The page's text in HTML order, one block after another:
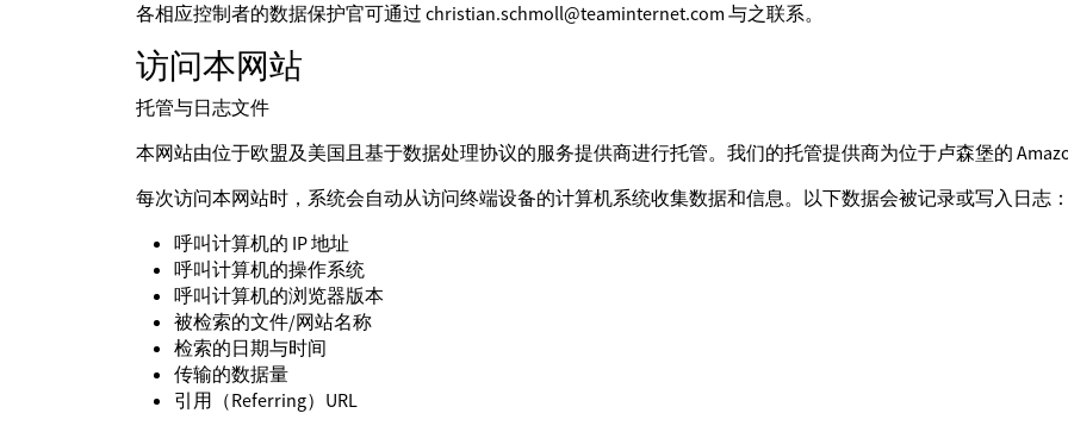
各相应控制者的数据保护官可通过 christian.schmoll@teaminternet.com 与之联系。
访问本网站
托管与日志文件
本网站由位于欧盟及美国且基于数据处理协议的服务提供商进行托管。我们的托管提供商为位于卢森堡的 Amazon
每次访问本网站时，系统会自动从访问终端设备的计算机系统收集数据和信息。以下数据会被记录或写入日志
呼叫计算机的 IP 地址
呼叫计算机的操作系统
呼叫计算机的浏览器版本
被检索的文件/网站名称
检索的日期与时间
传输的数据量
引用（Referring）URL